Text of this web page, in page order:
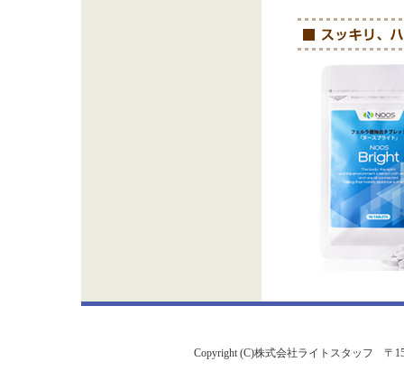
Copyright (C)株式会社ライトスタッフ 〒